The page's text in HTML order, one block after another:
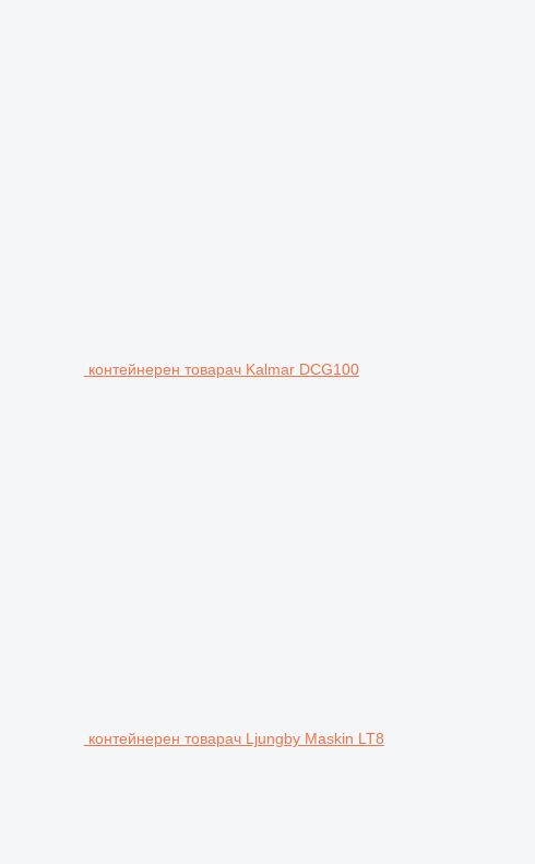
контейнерен товарач Kalmar DCG100
контейнерен товарач Ljungby Maskin LT8